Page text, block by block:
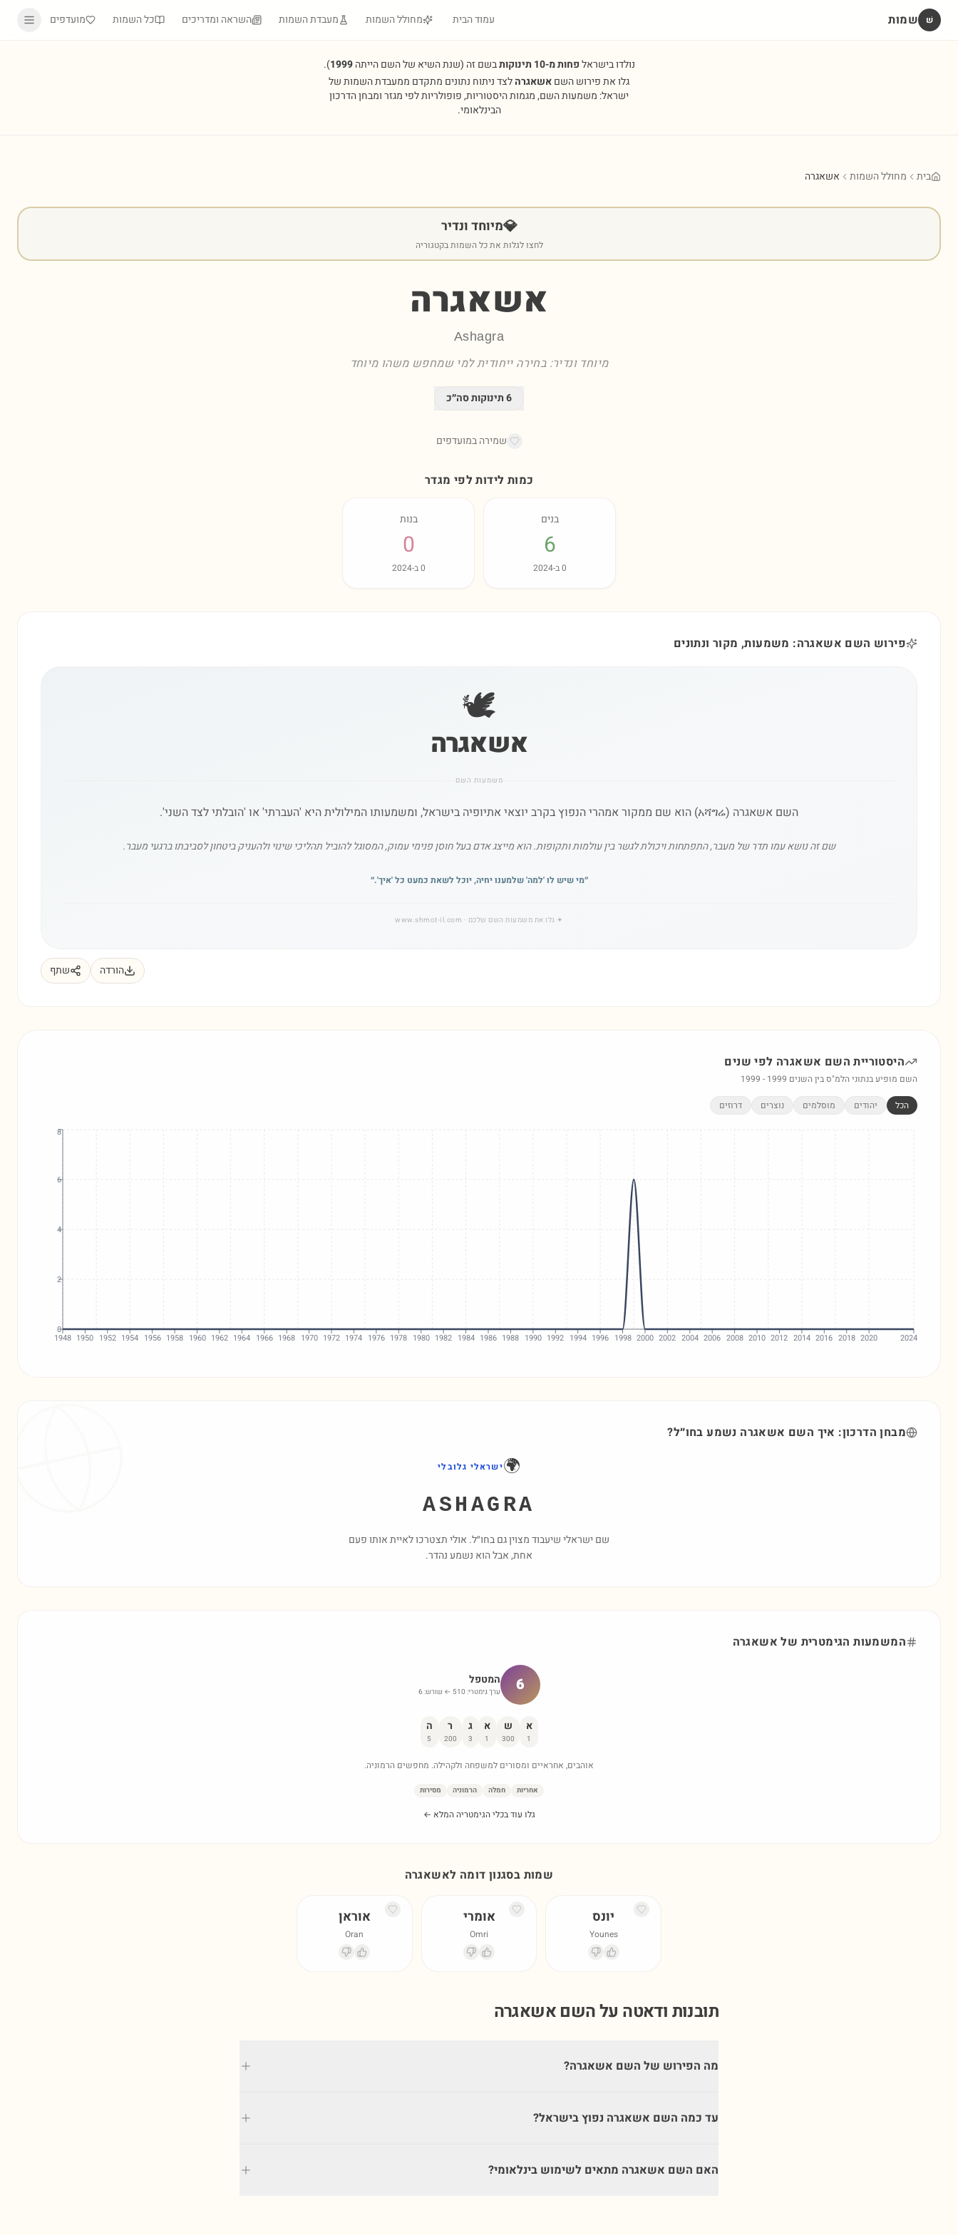
שׁ שמות עמוד הבית מחולל השמות מעבדת השמות השראה ומדריכים כל השמות מועדפים
נולדו בישראלפחות מ-10 תינוקות בשם זה (שנת השיא של השם הייתה1999
).
גלו את פירוש השםאשאגרהלצד ניתוח נתונים מתקדם ממעבדת השמות של
ישראל: משמעות השם, מגמות היסטוריות, פופולריות לפי מגזר ומבחן הדרכון
הבינלאומי.
בית מחולל השמות אשאגרה
💎מיוחד ונדיר
לחצו לגלות את כל השמות בקטגוריה
אשאגרה
Ashagra
מיוחד ונדיר: בחירה ייחודית למי שמחפש משהו מיוחד
6תינוקות סה״כ
שמירה במועדפים
כמות לידות לפי מגדר
בנים
6
0ב-2024
בנות
0
0ב-2024
פירוש השם אשאגרה: משמעות, מקור ונתונים
🕊️
אשאגרה
משמעות השם
השם אשאגרה (አሻግሬ) הוא שם ממקור אמהרי הנפוץ בקרב יוצאי אתיופיה בישראל, ומשמעותו המילולית היא 'העברתי' או 'הובלתי לצד השני'.
שם זה נושא עמו תדר של מעבר, התפתחות ויכולת לגשר בין עולמות ותקופות. הוא מייצג אדם בעל חוסן פנימי עמוק, המסוגל להוביל תהליכי שינוי ולהעניק ביטחון לסביבתו ברגעי מעבר.
״מי שיש לו 'למה' שלמענו יחיה, יוכל לשאת כמעט כל 'איך'.״
✦ גלו את משמעות השם שלכם · www.shmot-il.com
הורדה שתף
היסטוריית השם אשאגרה לפי שנים
השם מופיע בנתוני הלמ"ס בין השנים 1999 - 1999
הכל יהודים מוסלמים נוצרים דרוזים
1948 1950 1952 1954 1956 1958 1960 1962 1964 1966 1968 1970 1972 1974 1976 1978 1980 1982 1984 1986 1988 1990 1992 1994 1996 1998 2000 2002 2004 2006 2008 2010 2012 2014 2016 2018 2020 2024
0
2
4
6
8
מבחן הדרכון: איך השם אשאגרה נשמע בחו״ל?
🌍ישראלי גלובלי
ASHAGRA
שם ישראלי שיעבוד מצוין גם בחו״ל. אולי תצטרכו לאיית אותו פעם
אחת, אבל הוא נשמע נהדר.
המשמעות הגימטרית של אשאגרה
6 המטפל
ערך גימטרי: 510 ← שורש: 6
א
1
ש
300
א
1
ג
3
ר
200
ה
5
אוהבים, אחראיים ומסורים למשפחה ולקהילה. מחפשים הרמוניה.
אחריות חמלה הרמוניה מסירות
גלו עוד בכלי הגימטריה המלא ←
שמות בסגנון דומה לאשאגרה
יונס
Younes
אומרי
Omri
אוראן
Oran
תובנות ודאטה על השם אשאגרה
מה הפירוש של השם אשאגרה?
עד כמה השם אשאגרה נפוץ בישראל?
האם השם אשאגרה מתאים לשימוש בינלאומי?